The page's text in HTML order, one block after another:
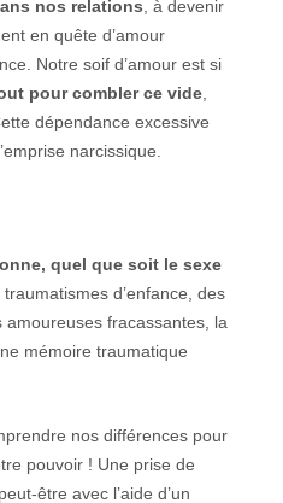
nos relations , à devenir
en quête d’amour
Notre soif d’amour est si
pour combler ce vide
dépendance excessive
narcissique.
quel que soit le sexe
d’enfance, des
fracassantes, la
mémoire traumatique
nos différences pour
pouvoir ! Une prise de
être avec l’aide d’un